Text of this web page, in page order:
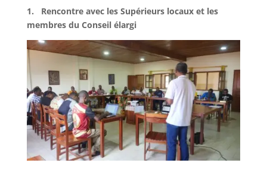
1. Rencontre avec les Supérieurs locaux et les
membres du Conseil élargi